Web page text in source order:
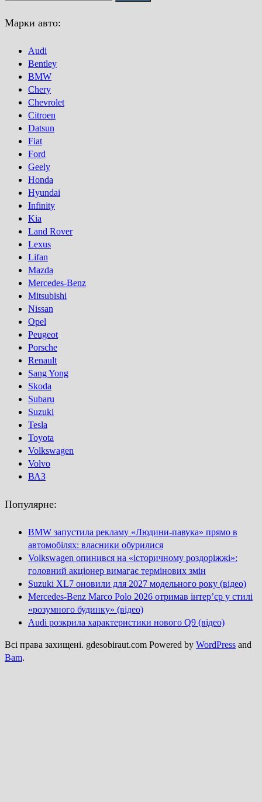
Марки авто:
Audi
Bentley
BMW
Chery
Chevrolet
Citroen
Datsun
Fiat
Ford
Geely
Honda
Hyundai
Infinity
Kia
Land Rover
Lexus
Lifan
Mazda
Mercedes-Benz
Mitsubishi
Nissan
Opel
Peugeot
Porsсhe
Renault
Sang Yong
Skoda
Subaru
Suzuki
Tesla
Toyota
Volkswagen
Volvo
ВАЗ
Популярне:
BMW запустила рекламу «Людини-павука» прямо в
автомобілях: власники обурилися
Volkswagen опинився на «історичному роздоріжжі»:
головний акціонер вимагає термінових змін
Suzuki XL7 оновили для 2027 модельного року (відео)
Mercedes-Benz Marco Polo 2026 отримав інтер’єр у стилі
«розумного будинку» (відео)
Audi розкрила характеристики нового Q9 (відео)
Всі права захищені. gdesobiraut.com Powered by WordPress and
Bam.